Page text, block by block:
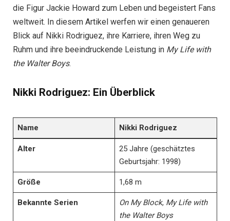
die Figur Jackie Howard zum Leben und begeistert Fans
weltweit. In diesem Artikel werfen wir einen genaueren
Blick auf Nikki Rodriguez, ihre Karriere, ihren Weg zu
Ruhm und ihre beeindruckende Leistung in My Life with
the Walter Boys.
Nikki Rodriguez: Ein Überblick
Name Nikki Rodriguez
Alter
25 Jahre (geschätztes
Geburtsjahr: 1998)
Größe 1,68 m
Bekannte Serien On My Block, My Life with
the Walter Boys